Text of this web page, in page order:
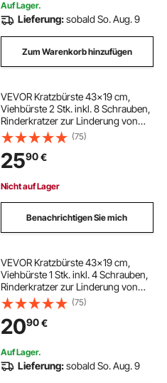
Auf Lager.
Lieferung:sobald So. Aug. 9
Zum Warenkorb hinzufügen
VEVOR Kratzbürste 43x19 cm,
Viehbürste 2 Stk. inkl. 8 Schrauben,
Rinderkratzer zur Linderung von
Rückenjucken, Massage-& Pflege-
Kratzwerkzeug für Pferde, Rinder,
Schafe & Schweine, Grün &
Schwarz
(75)
2590€
Nicht auf Lager
Benachrichtigen Sie mich
VEVOR Kratzbürste 43x19 cm,
Viehbürste 1 Stk. inkl. 4 Schrauben,
Rinderkratzer zur Linderung von
Rückenjucken, Massage-& Pflege-
Kratzwerkzeug für Pferde, Rinder,
Schafe & Schweine, Grün & Blau
(75)
2090€
Auf Lager.
Lieferung:sobald So. Aug. 9